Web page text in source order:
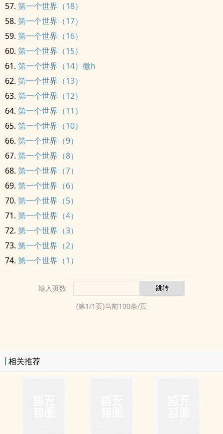
第一个世界（18）
第一个世界（17）
第一个世界（16）
第一个世界（15）
第一个世界（14）微h
第一个世界（13）
第一个世界（12）
第一个世界（11）
第一个世界（10）
第一个世界（9）
第一个世界（8）
第一个世界（7）
第一个世界（6）
第一个世界（5）
第一个世界（4）
第一个世界（3）
第一个世界（2）
第一个世界（1）
输入页数
(第1/1页)当前100条/页
相关推荐